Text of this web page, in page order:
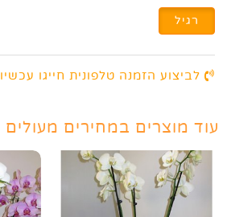
רגיל
לביצוע הזמנה טלפונית חייגו עכשיו
עוד מוצרים במחירים מעולים